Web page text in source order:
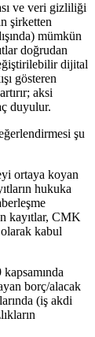
ve veri gizliliği
şirketten
mümkün
doğrudan
dijital
gösteren
aksi
duyulur.
şu
ortaya koyan
hukuka
kayıtlar, CMK
kabul
borç/alacak
(iş akdi